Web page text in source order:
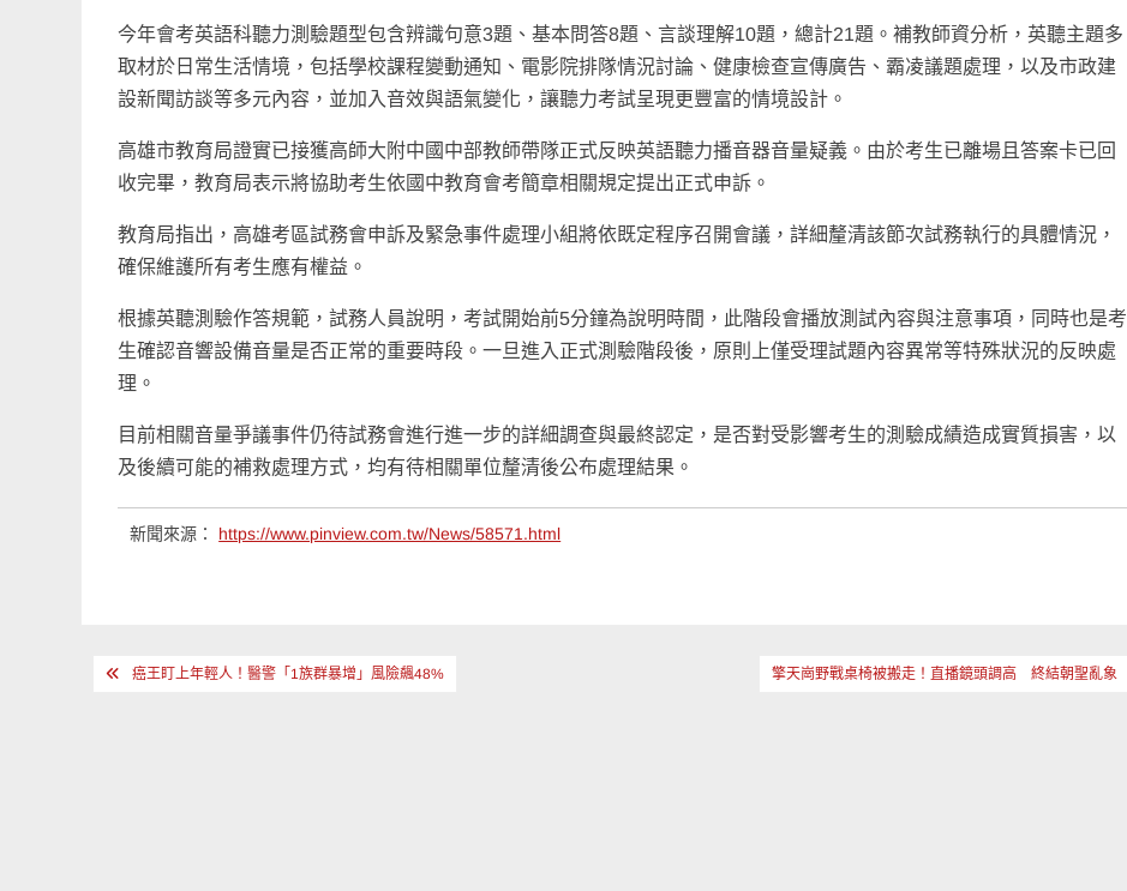
今年會考英語科聽力測驗題型包含辨識句意3題、基本問答8題、言談理解10題，總計21題。補教師資分析，英聽主題多
取材於日常生活情境，包括學校課程變動通知、電影院排隊情況討論、健康檢查宣傳廣告、霸凌議題處理，以及市政建
設新聞訪談等多元內容，並加入音效與語氣變化，讓聽力考試呈現更豐富的情境設計。
高雄市教育局證實已接獲高師大附中國中部教師帶隊正式反映英語聽力播音器音量疑義。由於考生已離場且答案卡已回
收完畢，教育局表示將協助考生依國中教育會考簡章相關規定提出正式申訴。
教育局指出，高雄考區試務會申訴及緊急事件處理小組將依既定程序召開會議，詳細釐清該節次試務執行的具體情況，
確保維護所有考生應有權益。
根據英聽測驗作答規範，試務人員說明，考試開始前5分鐘為說明時間，此階段會播放測試內容與注意事項，同時也是考
生確認音響設備音量是否正常的重要時段。一旦進入正式測驗階段後，原則上僅受理試題內容異常等特殊狀況的反映處
理。
目前相關音量爭議事件仍待試務會進行進一步的詳細調查與最終認定，是否對受影響考生的測驗成績造成實質損害，以
及後續可能的補救處理方式，均有待相關單位釐清後公布處理結果。
新聞來源： https://www.pinview.com.tw/News/58571.html
文 癌王盯上年輕人！醫警「1族群暴增」風險飆48% 擎天崗野戰桌椅被搬走！直播鏡頭調高 終結朝聖亂象